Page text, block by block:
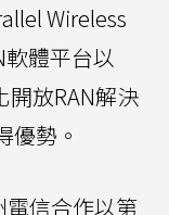
Wireless
體平台以
開放RAN解決
優勢。
電信合作以第